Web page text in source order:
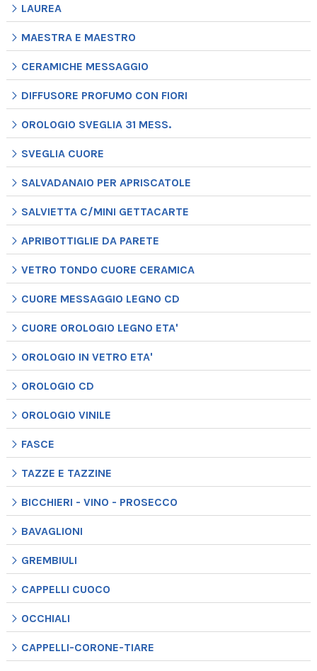
LAUREA
MAESTRA E MAESTRO
CERAMICHE MESSAGGIO
DIFFUSORE PROFUMO CON FIORI
OROLOGIO SVEGLIA 31 MESS.
SVEGLIA CUORE
SALVADANAIO PER APRISCATOLE
SALVIETTA C/MINI GETTACARTE
APRIBOTTIGLIE DA PARETE
VETRO TONDO CUORE CERAMICA
CUORE MESSAGGIO LEGNO CD
CUORE OROLOGIO LEGNO ETA'
OROLOGIO IN VETRO ETA'
OROLOGIO CD
OROLOGIO VINILE
FASCE
TAZZE E TAZZINE
BICCHIERI - VINO - PROSECCO
BAVAGLIONI
GREMBIULI
CAPPELLI CUOCO
OCCHIALI
CAPPELLI-CORONE-TIARE